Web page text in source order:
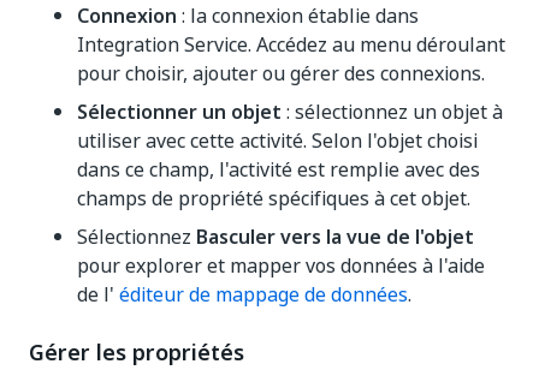
Connexion : la connexion établie dans
Integration Service. Accédez au menu déroulant
pour choisir, ajouter ou gérer des connexions.
Sélectionner un objet : sélectionnez un objet à
utiliser avec cette activité. Selon l'objet choisi
dans ce champ, l'activité est remplie avec des
champs de propriété spécifiques à cet objet.
Sélectionnez Basculer vers la vue de l'objet
pour explorer et mapper vos données à l'aide
de l' éditeur de mappage de données.
Gérer les propriétés